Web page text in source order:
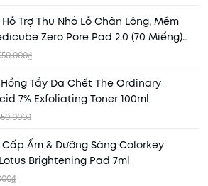
Trợ Thu Nhỏ Lỗ Chân Lông, Mềm
Zero Pore Pad 2.0 (70 Miếng)
Khẩu)
Tẩy Da Chết The Ordinary
7% Exfoliating Toner 100ml
Ẩm & Dưỡng Sáng Colorkey
Brightening Pad 7ml